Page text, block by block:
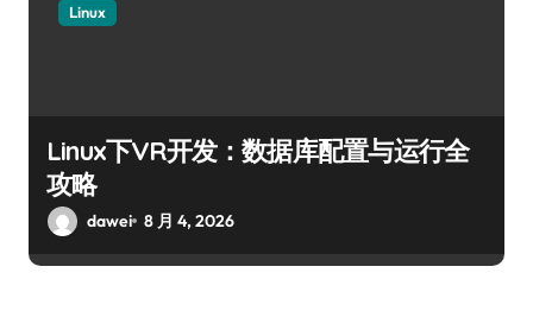
Linux
Linux下VR开发：数据库配置与运行全
攻略
dawei 8 月 4, 2026